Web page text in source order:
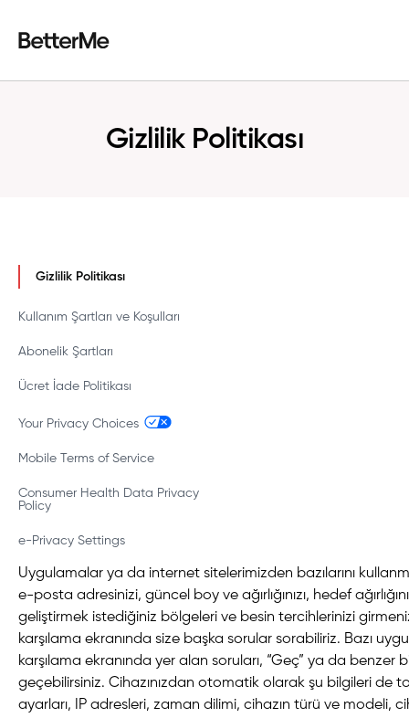
Gizlilik Politikası
Gizlilik Politikası
Kullanım Şartları ve Koşulları
Abonelik Şartları
Ücret İade Politikası
Your Privacy Choices
Mobile Terms of Service
Consumer Health Data Privacy
Policy
e-Privacy Settings
Uygulamalar ya da internet sitelerimizden bazılarını
e-posta adresinizi, güncel boy ve ağırlığınızı, hedef
geliştirmek istediğiniz bölgeleri ve besin tercihlerinizi
karşılama ekranında size başka sorular sorabiliriz. Bazı
karşılama ekranında yer alan soruları, “Geç” ya da
geçebilirsiniz. Cihazınızdan otomatik olarak şu bilgileri de
ayarları, IP adresleri, zaman dilimi, cihazın türü ve modeli,